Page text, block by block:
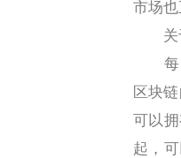
市场也
关
每日
区块
可以
起，